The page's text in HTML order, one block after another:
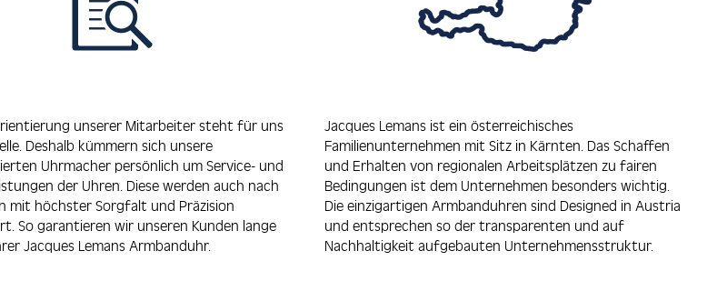
unserer Mitarbeiter steht für uns
Deshalb kümmern sich unsere
Uhrmacher persönlich um Service- und
der Uhren. Diese werden auch nach
mit höchster Sorgfalt und Präzision
So garantieren wir unseren Kunden lange
Jacques Lemans Armbanduhr.
Jacques Lemans ist ein österreichisches
Familienunternehmen mit Sitz in Kärnten. Das Schaffen
und Erhalten von regionalen Arbeitsplätzen zu fairen
Bedingungen ist dem Unternehmen besonders wichtig.
Die einzigartigen Armbanduhren sind Designed in Austria
und entsprechen so der transparenten und auf
Nachhaltigkeit aufgebauten Unternehmensstruktur.